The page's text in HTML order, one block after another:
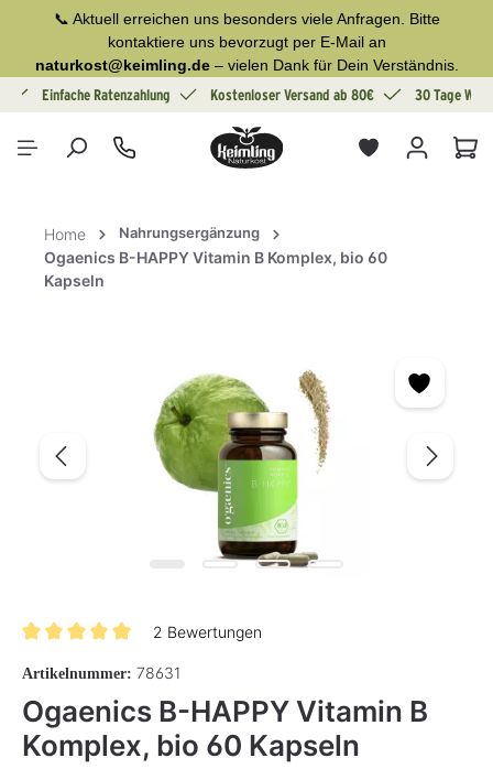
springen
📞 Aktuell erreichen uns besonders viele Anfragen. Bitte
kontaktiere uns bevorzugt per E-Mail an
naturkost@keimling.de– vielen Dank für Dein Verständnis.
Einfache Ratenzahlung Kostenloser Versand ab 80€ 30 Tage
Home Nahrungsergänzung
Ogaenics B-HAPPY Vitamin B Komplex, bio 60
Kapseln
2 Bewertungen
Artikelnummer: 78631
Ogaenics B-HAPPY Vitamin B
Komplex, bio 60 Kapseln